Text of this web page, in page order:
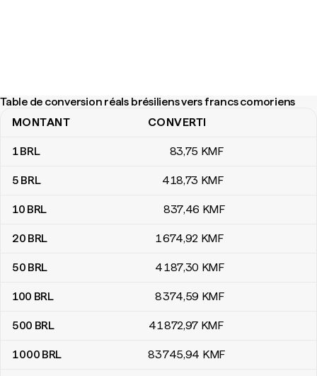
Table de conversion réals brésiliens vers francs comoriens
Table de conversion réals brésiliens vers francs comoriens
MONTANT CONVERTI
1BRL 83,75 KMF
5 BRL 418,73 KMF
10 BRL 837,46 KMF
20 BRL 1 674,92 KMF
50 BRL 4 187,30 KMF
100 BRL 8 374,59 KMF
500 BRL 41 872,97 KMF
1 000 BRL 83 745,94 KMF